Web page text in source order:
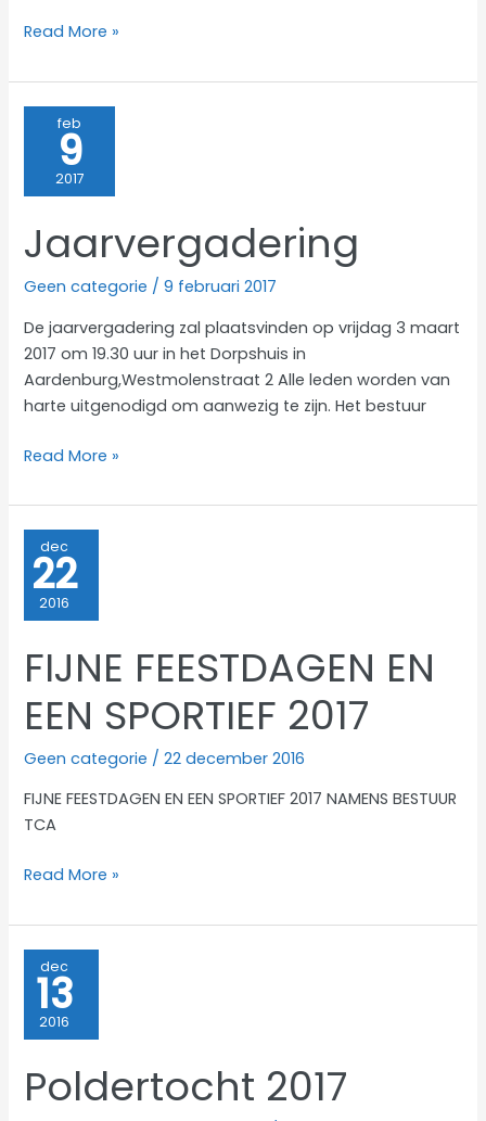
In
wiel
van
Roger
Vlaeminck
Read More »
feb
9
2017
Jaarvergadering
Geen categorie /9 februari 2017
De jaarvergadering zal plaatsvinden op vrijdag 3 maart
2017 om 19.30 uur in het Dorpshuis in
Aardenburg,Westmolenstraat 2 Alle leden worden van
harte uitgenodigd om aanwezig te zijn. Het bestuur
Jaarvergadering
Read More »
dec
22
2016
FIJNE FEESTDAGEN EN
EEN SPORTIEF 2017
Geen categorie /22 december 2016
FIJNE FEESTDAGEN EN EEN SPORTIEF 2017 NAMENS BESTUUR
TCA
FIJNE
EN
EEN
SPORTIEF
2017
Read More »
dec
13
2016
Poldertocht 2017